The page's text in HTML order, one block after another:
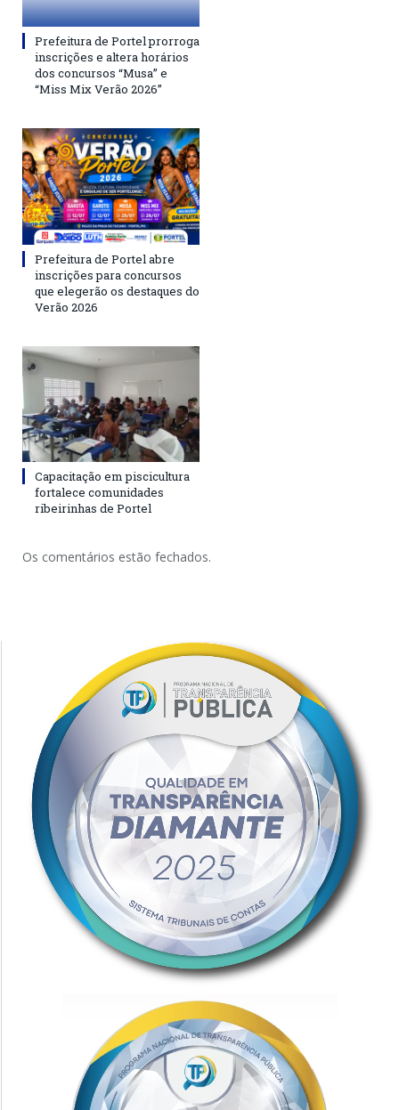
Prefeitura de Portel prorroga
inscrições e altera horários
dos concursos “Musa” e
“Miss Mix Verão 2026”
Prefeitura de Portel abre
inscrições para concursos
que elegerão os destaques do
Verão 2026
Capacitação em piscicultura
fortalece comunidades
ribeirinhas de Portel
Os comentários estão fechados.